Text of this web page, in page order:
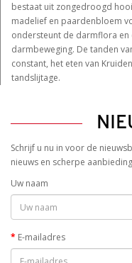
bestaat uit zongedroogd
madelief en paardenbloem
ondersteunt de darmflora en
darmbeweging. De tanden
constant, het eten van
tandslijtage.
Schrijf u nu in voor de
nieuws en scherpe
Uw naam
E-mailadres